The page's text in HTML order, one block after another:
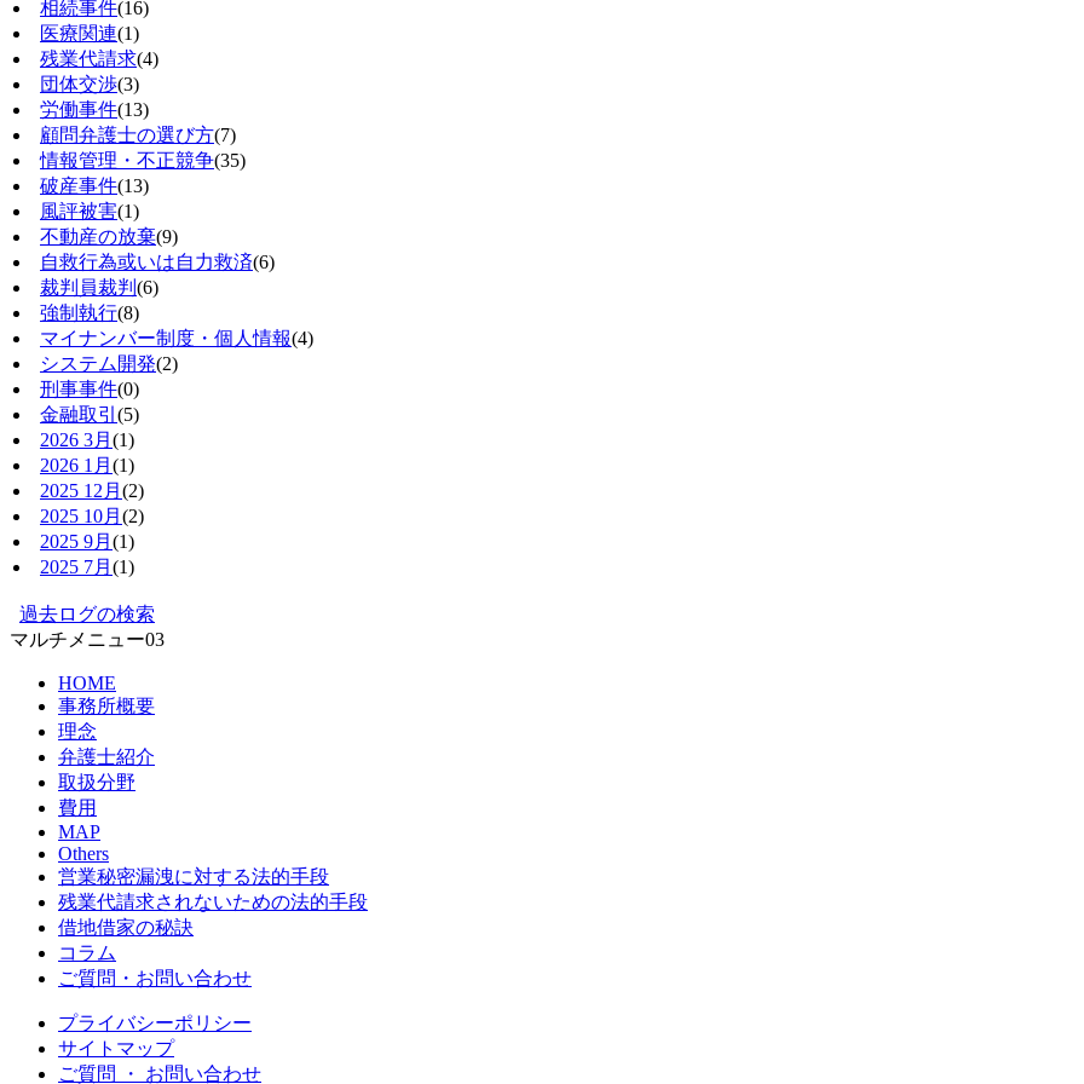
相続事件(16)
医療関連(1)
残業代請求(4)
団体交渉(3)
労働事件(13)
顧問弁護士の選び方(7)
情報管理・不正競争(35)
破産事件(13)
風評被害(1)
不動産の放棄(9)
自救行為或いは自力救済(6)
裁判員裁判 (6)
強制執行(8)
マイナンバー制度・個人情報(4)
システム開発(2)
刑事事件(0)
金融取引 (5)
2026 3月 (1)
2026 1月 (1)
2025 12月 (2)
2025 10月 (2)
2025 9月 (1)
2025 7月 (1)
過去ログの検索
マルチメニュー03
HOME
事務所概要
理念
弁護士紹介
取扱分野
費用
MAP
Others
営業秘密漏洩に対する法的手段
残業代請求されないための法的手段
借地借家の秘訣
コラム
ご質問・お問い合わせ
プライバシーポリシー
サイトマップ
ご質問 ・ お問い合わせ